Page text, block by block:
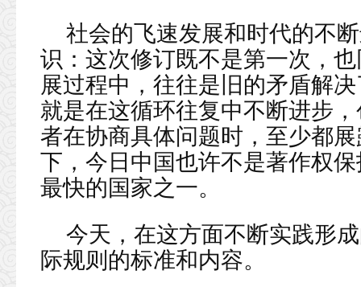
社会的飞速发展和时代的不
识：这次修订既不是第一次，
展过程中，往往是旧的矛盾解
就是在这循环往复中不断进步
者在协商具体问题时，至少都
下，今日中国也许不是著作权
最快的国家之一。
今天，在这方面不断实践形
际规则的标准和内容。